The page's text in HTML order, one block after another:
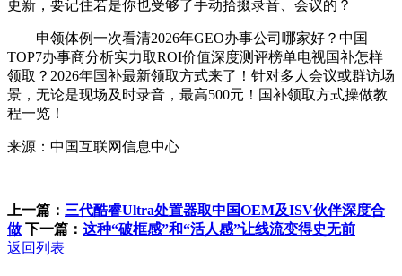
更新，要记住若是你也受够了手动拾掇录音、会议的？
申领体例一次看清2026年GEO办事公司哪家好？中国
TOP7办事商分析实力取ROI价值深度测评榜单电视国补怎样
领取？2026年国补最新领取方式来了！针对多人会议或群访场
景，无论是现场及时录音，最高500元！国补领取方式操做教
程一览！
来源：中国互联网信息中心
上一篇： 三代酷睿Ultra处置器取中国OEM及ISV伙伴深度合
做 下一篇： 这种“破框感”和“活人感”让线流变得史无前
返回列表